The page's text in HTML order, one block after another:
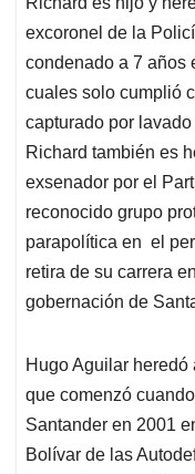
s
A
p
p
b
o
o
k
e
d
I
n
excoronel de la
condenado a 7 años
cuales solo cumplió
capturado por
Richard también es
exsenador por el
reconocido grupo
parapolítica en el
retira de su carrera
gobernación de
Hugo Aguilar
que comenzó
Santander en 2001
Bolívar de las